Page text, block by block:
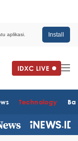
aplikasi. Install
Technology